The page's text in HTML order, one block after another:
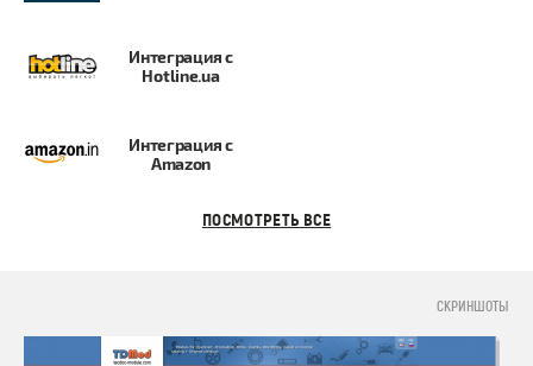
Интеграция с
Hotline.ua
Интеграция с
Amazon
ПОСМОТРЕТЬ ВСЕ
СКРИНШОТЫ